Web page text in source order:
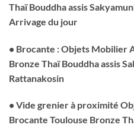
Thaï Bouddha assis
Arrivage du jour
• Brocante : Objets Mobilier
Bronze Thaï Bouddha assis
Rattanakosin
• Vide grenier à proximité
Brocante Toulouse Bronze